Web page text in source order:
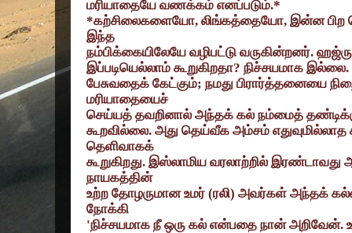
மரியாதையே வணக்கம் எனப்படும்.*
*கற்சிலைகளையோ, லிங்கத்தையோ, இன்ன பிற
இந்த
நம்பிக்கையிலேயே வழிபட்டு வருகின்றனர்.
இப்படியெல்லாம் கூறுகிறதா? நிச்சயமாக இல்லை.
பேசுவதைக் கேட்கும்; நமது பிரார்த்தனையை
மரியாதையைச்
செய்யத் தவறினால் அந்தக் கல் நம்மைத்
கூறவில்லை. அது தெய்வீக அம்சம்
தெளிவாகக்
கூறுகிறது. இஸ்லாமிய வரலாற்றில் இரண்டாவது
நாயகத்தின்
உற்ற தோழருமான உமர் (ரலி) அவர்கள் அந்தக்
நோக்கி
'நிச்சயமாக நீ ஒரு கல் என்பதை நான் அறிவேன்.